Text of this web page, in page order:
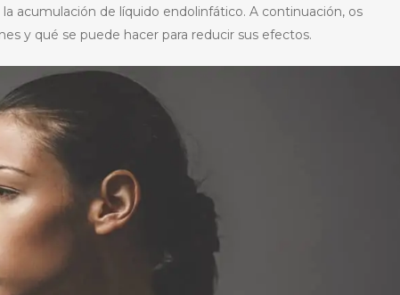
acumulación de líquido endolinfático. A continuación, os
y qué se puede hacer para reducir sus efectos.